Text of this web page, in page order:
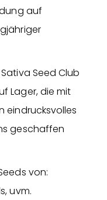
auf
Seed Club
Lager, die mit
eindrucksvolles
geschaffen
von:
uvm.